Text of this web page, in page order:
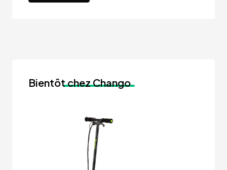
Bientôtchez Chango